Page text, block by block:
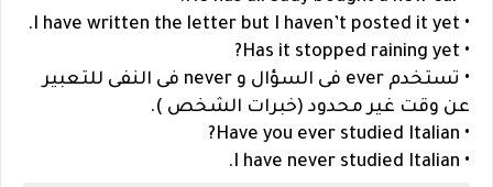
• I have written the letter but I haven’t posted it yet.
• Has it stopped raining yet?
• تستخدم ever فى السؤال و never فى النفى للتعبير
عن وقت غير محدود (خبرات الشخص ).
• Have you ever studied Italian?
• I have never studied Italian.